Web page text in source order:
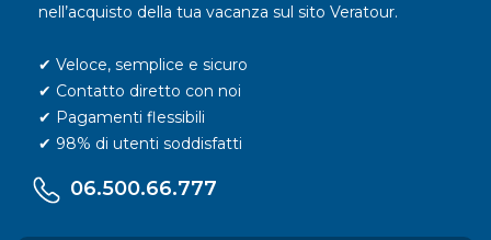
nell’acquisto della tua vacanza sul sito Veratour.
✔ Veloce, semplice e sicuro
✔ Contatto diretto con noi
✔ Pagamenti flessibili
✔ 98% di utenti soddisfatti
06.500.66.777